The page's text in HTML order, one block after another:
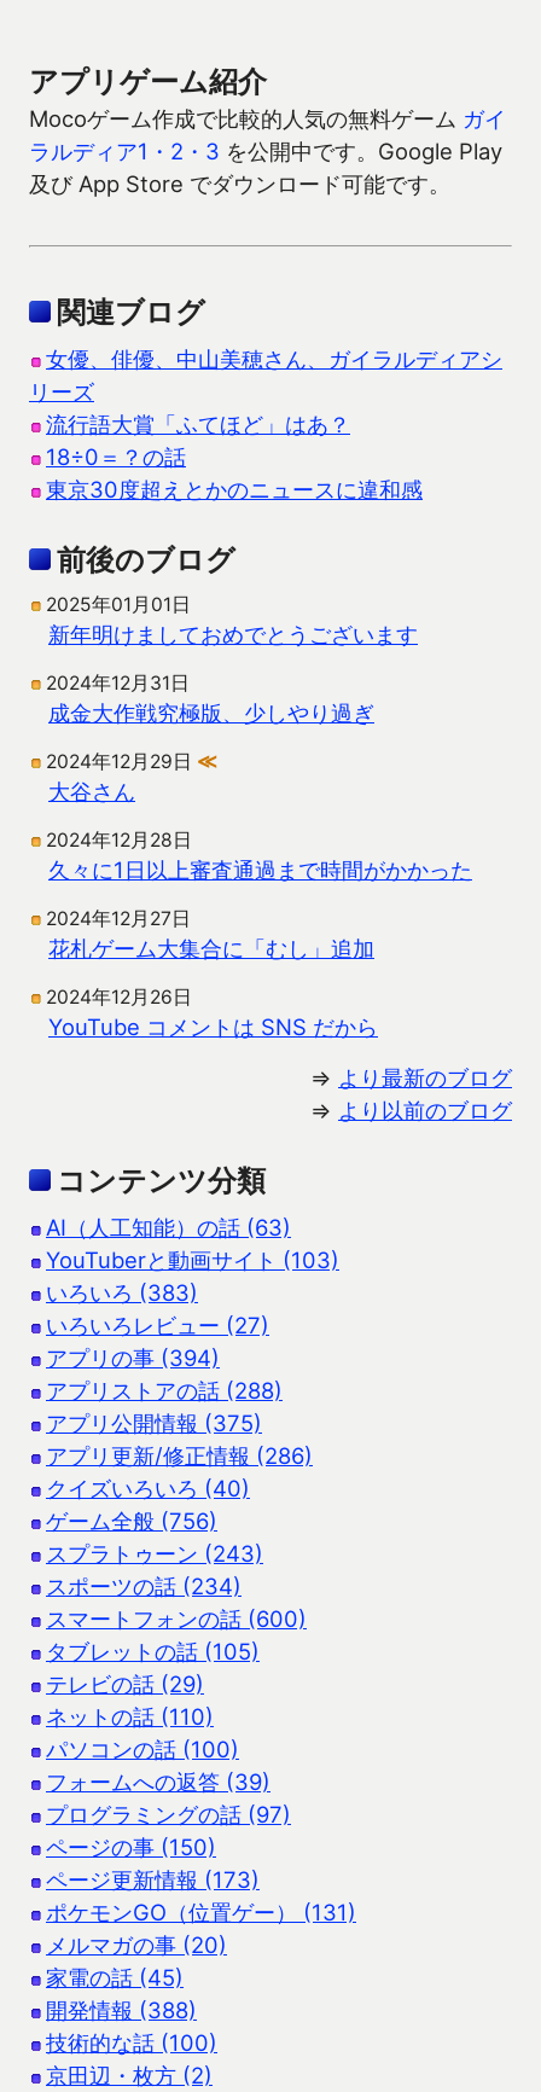
アプリゲーム紹介
Mocoゲーム作成で比較的人気の無料ゲーム ガイ
ラルディア1・2・3 を公開中です。Google Play
及び App Store でダウンロード可能です。
関連ブログ
女優、俳優、中山美穂さん、ガイラルディアシ
リーズ
流行語大賞「ふてほど」はあ？
18÷0＝？の話
東京30度超えとかのニュースに違和感
前後のブログ
2025年01月01日
新年明けましておめでとうございます
2024年12月31日
成金大作戦究極版、少しやり過ぎ
2024年12月29日 ≪
大谷さん
2024年12月28日
久々に1日以上審査通過まで時間がかかった
2024年12月27日
花札ゲーム大集合に「むし」追加
2024年12月26日
YouTube コメントは SNS だから
⇒ より最新のブログ
⇒ より以前のブログ
コンテンツ分類
AI（人工知能）の話 (63)
YouTuberと動画サイト (103)
いろいろ (383)
いろいろレビュー (27)
アプリの事 (394)
アプリストアの話 (288)
アプリ公開情報 (375)
アプリ更新/修正情報 (286)
クイズいろいろ (40)
ゲーム全般 (756)
スプラトゥーン (243)
スポーツの話 (234)
スマートフォンの話 (600)
タブレットの話 (105)
テレビの話 (29)
ネットの話 (110)
パソコンの話 (100)
フォームへの返答 (39)
プログラミングの話 (97)
ページの事 (150)
ページ更新情報 (173)
ポケモンGO（位置ゲー） (131)
メルマガの事 (20)
家電の話 (45)
開発情報 (388)
技術的な話 (100)
京田辺・枚方 (2)